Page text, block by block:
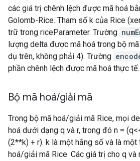
các giá trị chênh lệch được mã hoá
Golomb-Rice. Tham số k của Rice
trữ trong riceParameter. Trường
lượng delta được mã hoá trong bộ
dụ trên, không phải 4). Trường
phần chênh lệch được mã hoá thực tế.
Bộ mã hoá/giải mã
Trong bộ mã hoá/giải mã Rice, mọi
hoá dưới dạng q và r, trong đó n =
(2**k) + r). k là một hằng số và là một
hoá/giải mã Rice. Các giá trị cho q